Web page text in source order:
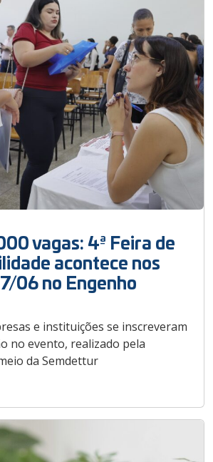
vagas: 4ª Feira de
acontece nos
06 no Engenho
e instituições se inscreveram
no evento, realizado pela
da Semdettur